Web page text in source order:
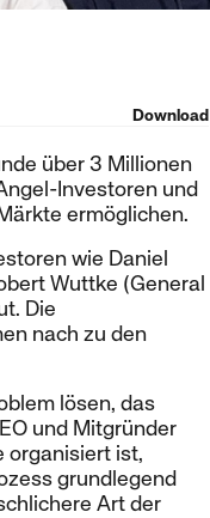
Download
über 3 Millionen
Investoren und
ermöglichen.
wie Daniel
Wuttke (General
Die
nach zu den
lösen, das
und Mitgründer
organisiert ist,
grundlegend
Art der